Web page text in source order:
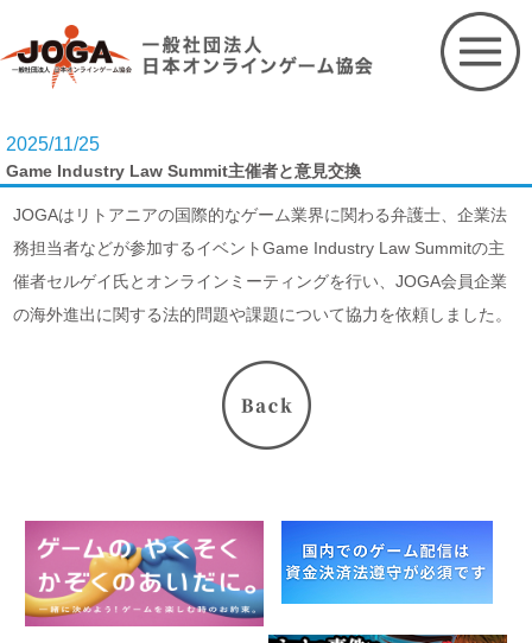
content
2025/11/25
Game Industry Law Summit主催者と意見交換
JOGAはリトアニアの国際的なゲーム業界に関わる弁護士、企業法
務担当者などが参加するイベントGame Industry Law Summitの主
催者セルゲイ氏とオンラインミーティングを行い、JOGA会員企業
の海外進出に関する法的問題や課題について協力を依頼しました。